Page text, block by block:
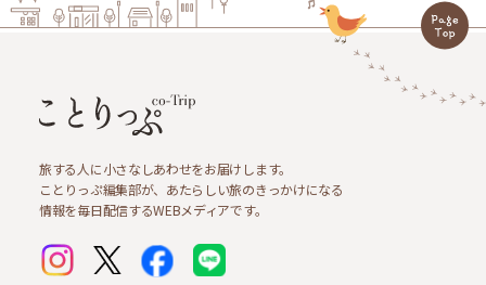
旅する人に小さなしあわせをお届けします。
ことりっぷ編集部が、あたらしい旅のきっかけになる
情報を毎日配信するWEBメディアです。